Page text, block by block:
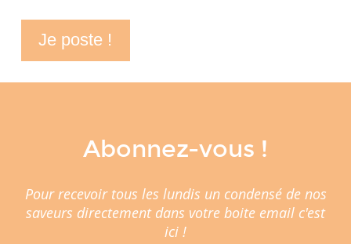
Abonnez-vous !
Pour recevoir tous les lundis un condensé de nos
saveurs directement dans votre boite email c'est
ici !